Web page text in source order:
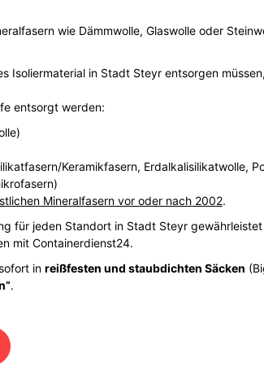
wie Dämmwolle, Glaswolle oder
Isoliermaterial in Stadt Steyr entsorgen
entsorgt werden:
Keramikfasern, Erdalkalisilikatwolle,
Mineralfasern vor oder nach 2002.
für jeden Standort in Stadt Steyr
mit Containerdienst24.
in reißfesten und staubdichten Säcken
.